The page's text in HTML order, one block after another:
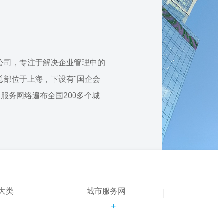
，专注于解决企业管理中的
部位于上海，下设有"国企会
务网络遍布全国200多个城
类 城市服务网
+